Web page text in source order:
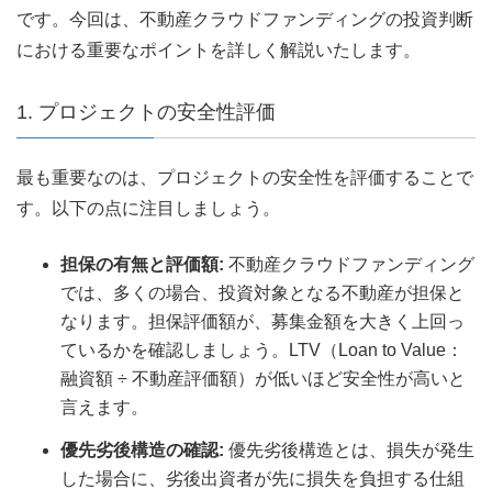
です。今回は、不動産クラウドファンディングの投資判断
における重要なポイントを詳しく解説いたします。
1. プロジェクトの安全性評価
最も重要なのは、プロジェクトの安全性を評価することで
す。以下の点に注目しましょう。
担保の有無と評価額: 不動産クラウドファンディング
では、多くの場合、投資対象となる不動産が担保と
なります。担保評価額が、募集金額を大きく上回っ
ているかを確認しましょう。LTV（Loan to Value：
融資額 ÷ 不動産評価額）が低いほど安全性が高いと
言えます。
優先劣後構造の確認: 優先劣後構造とは、損失が発生
した場合に、劣後出資者が先に損失を負担する仕組